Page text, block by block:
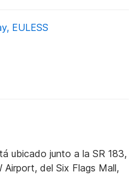
EULESS
ubicado junto a la SR 183,
del Six Flags Mall,